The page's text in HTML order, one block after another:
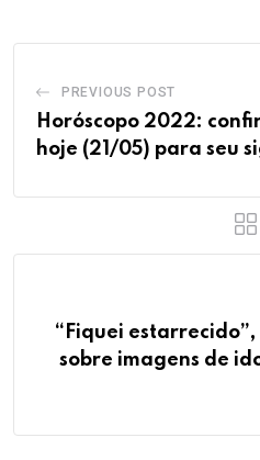
PREVIOUS POST
Horóscopo 2022:
hoje (21/05) para seu
“Fiquei
sobre imagens de